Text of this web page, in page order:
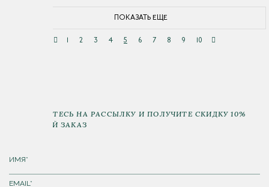
ПОКАЗАТЬ ЕЩЕ
2 3 4 5 6 7 8 9 10
ПОДПИШИТЕСЬ НА РАССЫЛКУ И ПОЛУЧИТЕ СКИДКУ 10%
НА ПЕРВЫЙ ЗАКАЗ